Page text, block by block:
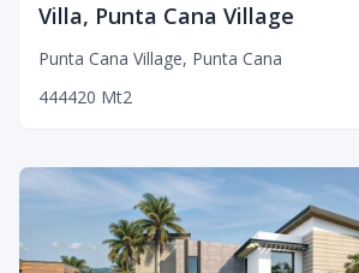
Villa, Punta Cana Village
Punta Cana Village, Punta Cana
444420 Mt2